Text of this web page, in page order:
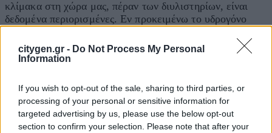
citygen.gr - Do Not Process My Personal
Information
If you wish to opt-out of the sale, sharing to third parties, or
processing of your personal or sensitive information for
targeted advertising by us, please use the below opt-out
section to confirm your selection. Please note that after your
κλίμακα στη χώρα μας, πέραν των διυλιστηρίων, είναι
δεδομένα περιορισμένες. Εν προκειμένω το υδρογόνο
στα βαρέως τύπου οχήματα, όπου μπορεί πραγματικά να
δημιουργήσει νέες επιλογές και δυνατότητες, και ως μια
παραγωγή καθαρότερων καύσιμων για τις αεροπορικές
και θαλάσσιες μεταφορές.